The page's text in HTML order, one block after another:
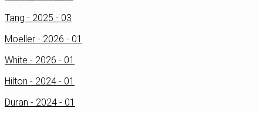
Tang - 2025 - 03
Moeller - 2026 - 01
White - 2026 - 01
Hilton - 2024 - 01
Duran - 2024 - 01